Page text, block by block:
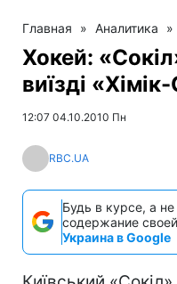
Главная » Аналитика »
Хокей:
виїзді
12:07 04.10.2010 Пн
RBC.UA
Будь в курсе, а
содержание
Украина в Google